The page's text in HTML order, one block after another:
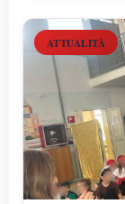
ATTUALITÀ